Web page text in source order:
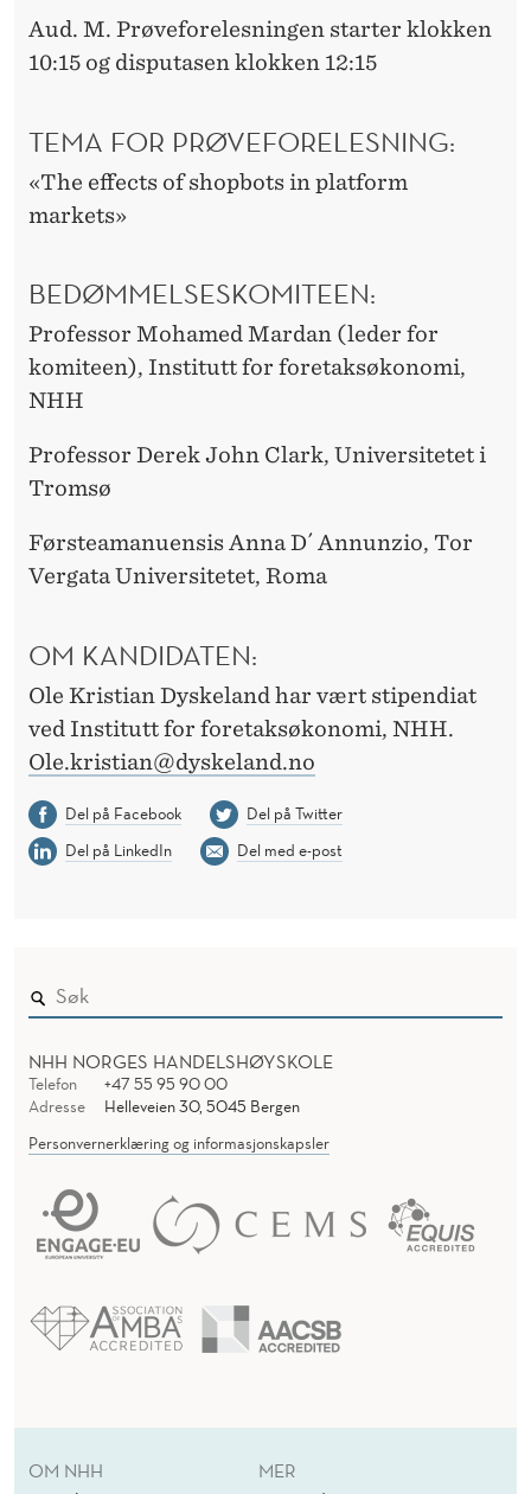
Aud. M. Prøveforelesningen starter klokken
10:15 og disputasen klokken 12:15
TEMA FOR PRØVEFORELESNING:
«The effects of shopbots in platform
markets»
BEDØMMELSESKOMITEEN:
Professor Mohamed Mardan (leder for
komiteen), Institutt for foretaksøkonomi,
NHH
Professor Derek John Clark, Universitetet i
Tromsø
Førsteamanuensis Anna D´ Annunzio, Tor
Vergata Universitetet, Roma
OM KANDIDATEN:
Ole Kristian Dyskeland har vært stipendiat
ved Institutt for foretaksøkonomi, NHH.
Ole.kristian@dyskeland.no
Del på Facebook
Del på Twitter
Del på LinkedIn
Del med e-post
NHH NORGES HANDELSHØYSKOLE
Telefon
+47 55 95 90 00
Adresse
Helleveien 30, 5045 Bergen
Personvernerklæring og informasjonskapsler
OM NHH
MER